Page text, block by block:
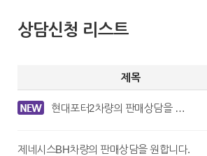
상담신청 리스트
제목
현대포터2차량의 판매상담을 원합니다.
제네시스BH차량의 판매상담을 원합니다.